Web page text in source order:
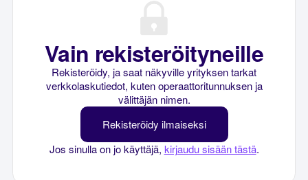
Vain rekisteröityneille
Rekisteröidy, ja saat näkyville yrityksen tarkat
verkkolaskutiedot, kuten operaattoritunnuksen ja
välittäjän nimen.
Rekisteröidy ilmaiseksi
Jos sinulla on jo käyttäjä, kirjaudu sisään tästä.